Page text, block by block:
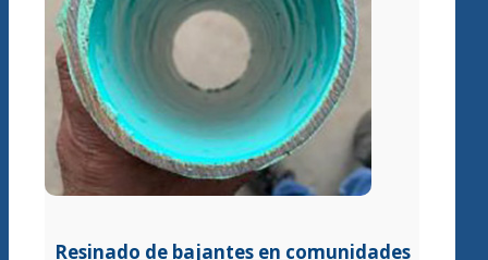
Resinado de bajantes en comunidades